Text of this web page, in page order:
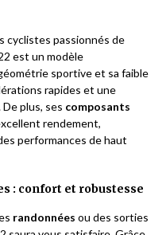
cyclistes passionnés de
est un modèle
sportive et sa faible
rapides et une
plus, ses composants
rendement,
performances de haut
: confort et robustesse
randonnées ou des sorties